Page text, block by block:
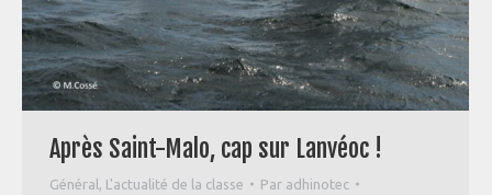
Après Saint-Malo, cap sur Lanvéoc !
Général , L'actualité de la classe Par adhinotec